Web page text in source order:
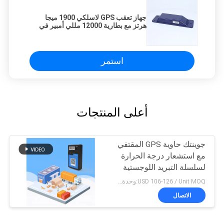
جهاز تعقب GPS لاسلكي 1900 ميجا
هرتز مع بطارية 12000 مللي أمبير في
استمر
أعلى المنتجات
جوينتك حاوية GPS المقتفي
مع استشعار درجة الحرارة
لسلسلة التبريد اللوجستية
الاتصال